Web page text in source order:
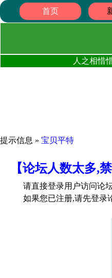
首页
人之相惜
提示信息 » 宝贝平特
【论坛人数太多,
请直接登录用户访问论
如果您已注册,请先登录